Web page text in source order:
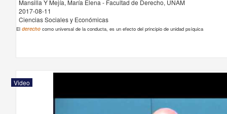
Mansilla Y Mejía, María Elena - Facultad de Derecho, UNAM
2017-08-11
Ciencias Sociales y Económicas
El derechocomo universal de la conducta, es un efecto del principio de unidad psíquica
Video